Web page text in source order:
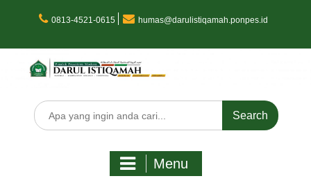
0813-4521-0615 humas@darulistiqamah.ponpes.id
Search
for:
Menu